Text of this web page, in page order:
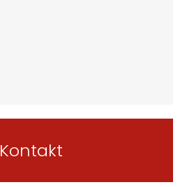
Kontakt